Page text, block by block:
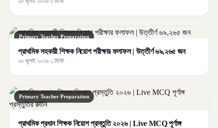
Primary Teacher Preparation
প্রাথমিক সহকারী শিক্ষক নিয়োগ পরীক্ষার ফলাফল | উত্তীর্ণ ৬৯,২৬৫ জন
২৮ জুলাই ২০২৬·১ মিনিট
Primary Teacher Preparation
প্রাথমিক প্রধান শিক্ষক নিয়োগ প্রস্তুতি ২০২৬ | Live MCQ পূর্ণাঙ্গ